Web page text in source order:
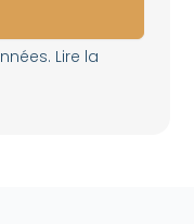
Lire la